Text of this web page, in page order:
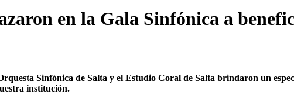
en la Gala Sinfónica a
Sinfónica de Salta y el Estudio Coral de Salta brindaron un
institución.